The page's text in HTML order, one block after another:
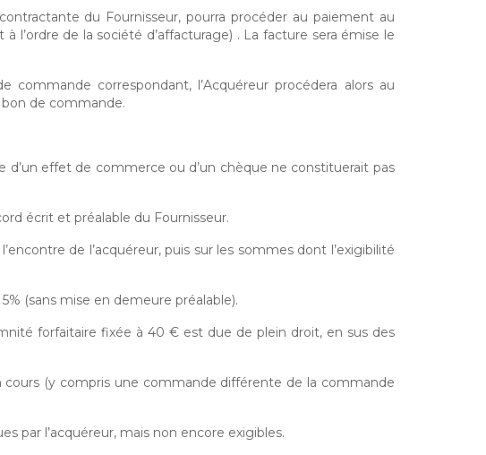
du Fournisseur, pourra procéder au paiement au
l’ordre de la société d’affacturage) . La facture sera émise le
correspondant, l’Acquéreur procédera alors au
de commande.
effet de commerce ou d’un chèque ne constituerait pas
écrit et préalable du Fournisseur.
de l’acquéreur, puis sur les sommes dont l’exigibilité
(sans mise en demeure préalable).
forfaitaire fixée à 40 € est due de plein droit, en sus des
(y compris une commande différente de la commande
par l’acquéreur, mais non encore exigibles.